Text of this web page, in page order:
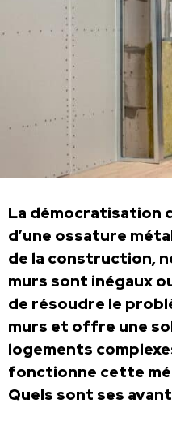
La démocratisation
d’une ossature
de la construction,
murs sont inégaux
de résoudre le
murs et offre une
logements
fonctionne cette
Quels sont ses